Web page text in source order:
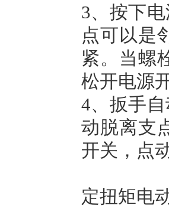
3、按下
点可以是
紧。当螺
松开电源
4、扳手
动脱离支
开关，点
定扭矩电